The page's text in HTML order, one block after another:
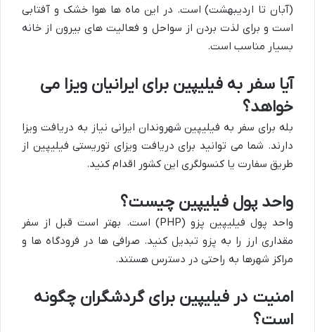
(آبان تا اردیبهشت) است. در این ماه ها هوا خشک و آفتابی
است و برای لذت بردن از سواحل و فعالیت های بیرون از خانه
بسیار مناسب است.
آیا سفر به فیلیپین برای ایرانیان ویزا می
خواهد؟
بله برای سفر به فیلیپین شهروندان ایرانی نیاز به دریافت ویزا
دارند. شما می توانید برای دریافت ویزای توریستی فیلیپین از
طریق سفارت یا کنسولگری این کشور اقدام کنید.
واحد پول فیلیپین چیست؟
واحد پول فیلیپین پزو (PHP) است. بهتر است قبل از سفر
مقداری ارز را به پزو تبدیل کنید. صرافی ها در فرودگاه ها و
مراکز شهرها به راحتی در دسترس هستند.
امنیت در فیلیپین برای گردشگران چگونه
است؟